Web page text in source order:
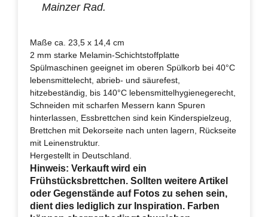
Mainzer Rad.
Maße ca. 23,5 x 14,4 cm
2 mm starke Melamin-Schichtstoffplatte
Spülmaschinen geeignet im oberen Spülkorb bei 40°C
lebensmittelecht, abrieb- und säurefest,
hitzebeständig, bis 140°C lebensmittelhygienegerecht,
Schneiden mit scharfen Messern kann Spuren
hinterlassen, Essbrettchen sind kein Kinderspielzeug,
Brettchen mit Dekorseite nach unten lagern, Rückseite
mit Leinenstruktur.
Hergestellt in Deutschland.
Hinweis: Verkauft wird ein
Frühstücksbrettchen. Sollten weitere Artikel
oder Gegenstände auf Fotos zu sehen sein,
dient dies lediglich zur Inspiration. Farben